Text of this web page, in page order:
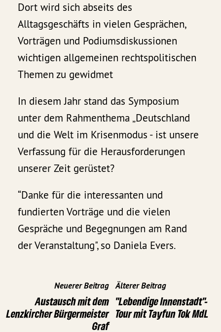
Dort wird sich abseits des
Alltagsgeschäfts in vielen Gesprächen,
Vorträgen und Podiumsdiskussionen
wichtigen allgemeinen rechtspolitischen
Themen zu gewidmet
In diesem Jahr stand das Symposium
unter dem Rahmenthema „Deutschland
und die Welt im Krisenmodus - ist unsere
Verfassung für die Herausforderungen
unserer Zeit gerüstet?
“Danke für die interessanten und
fundierten Vorträge und die vielen
Gespräche und Begegnungen am Rand
der Veranstaltung", so Daniela Evers.
Neuerer Beitrag
Austausch mit dem
Lenzkircher Bürgermeister
Graf
Älterer Beitrag
"Lebendige Innenstadt"-
Tour mit Tayfun Tok MdL